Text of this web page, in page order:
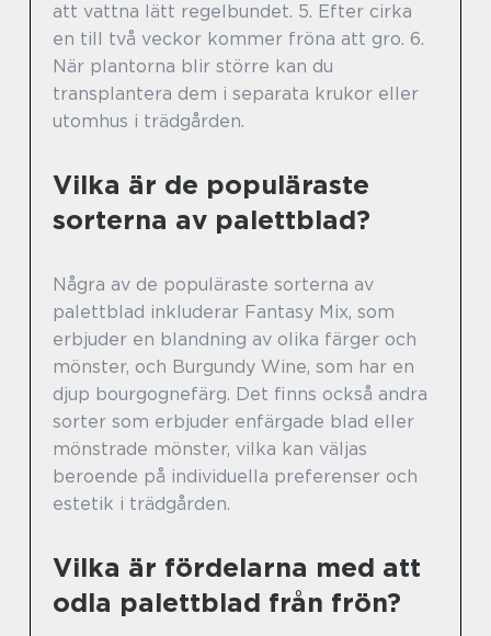
att vattna lätt regelbundet. 5. Efter cirka
en till två veckor kommer fröna att gro. 6.
När plantorna blir större kan du
transplantera dem i separata krukor eller
utomhus i trädgården.
Vilka är de populäraste
sorterna av palettblad?
Några av de populäraste sorterna av
palettblad inkluderar Fantasy Mix, som
erbjuder en blandning av olika färger och
mönster, och Burgundy Wine, som har en
djup bourgognefärg. Det finns också andra
sorter som erbjuder enfärgade blad eller
mönstrade mönster, vilka kan väljas
beroende på individuella preferenser och
estetik i trädgården.
Vilka är fördelarna med att
odla palettblad från frön?